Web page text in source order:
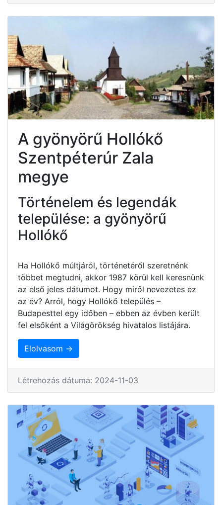
A gyönyörű Hollókő
Szentpéterúr Zala
megye
Történelem és legendák
települése: a gyönyörű
Hollókő
Ha Hollókő múltjáról, történetéről szeretnénk
többet megtudni, akkor 1987 körül kell keresnünk
az első jeles dátumot. Hogy miről nevezetes ez
az év? Arról, hogy Hollókő település –
Budapesttel egy időben – ebben az évben került
fel elsőként a Világörökség hivatalos listájára.
Elolvasom →
Létrehozás dátuma: 2024-11-03